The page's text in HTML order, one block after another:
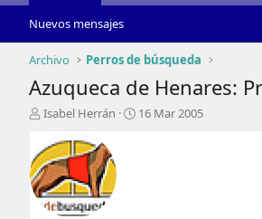
Nuevos mensajes
Archivo Perros de búsqueda
Azuqueca de Henares:
I
i
c
i
a
d
Isabel Herrán
F16 Mar 2005